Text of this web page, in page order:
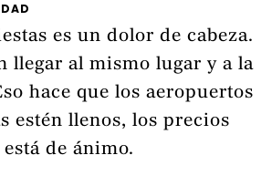
es un dolor de cabeza.
llegar al mismo lugar y a la
hace que los aeropuertos
estén llenos, los precios
de ánimo.